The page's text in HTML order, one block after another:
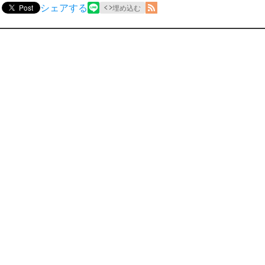
Post シェアする 埋め込む